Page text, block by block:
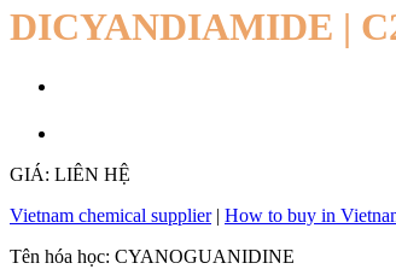
DICYANDIAMIDE |
GIÁ: LIÊN HỆ
Vietnam chemical supplier| How to buy in
Tên hóa học: CYANOGUANIDINE